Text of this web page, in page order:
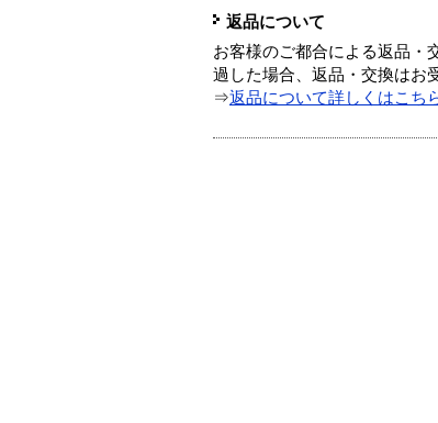
返品について
お客様のご都合による返品・
過した場合、返品・交換はお
⇒返品について詳しくはこち